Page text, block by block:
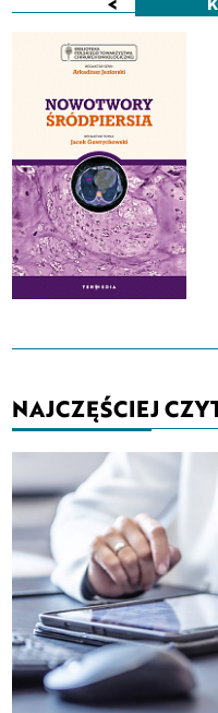
NAJCZĘŚCIEJ